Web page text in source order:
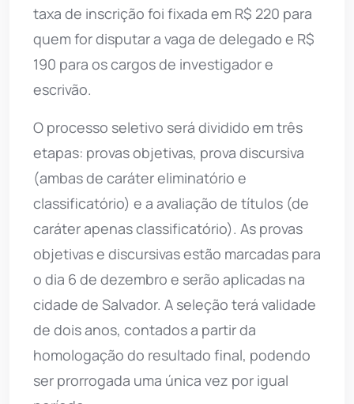
taxa de inscrição foi fixada em R$ 220 para
quem for disputar a vaga de delegado e R$
190 para os cargos de investigador e
escrivão.
O processo seletivo será dividido em três
etapas: provas objetivas, prova discursiva
(ambas de caráter eliminatório e
classificatório) e a avaliação de títulos (de
caráter apenas classificatório). As provas
objetivas e discursivas estão marcadas para
o dia 6 de dezembro e serão aplicadas na
cidade de Salvador. A seleção terá validade
de dois anos, contados a partir da
homologação do resultado final, podendo
ser prorrogada uma única vez por igual